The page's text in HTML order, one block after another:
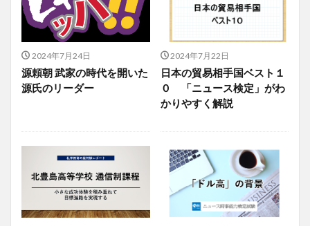
2024年7月24日
源頼朝 武家の時代を開いた
源氏のリーダー
2024年7月22日
日本の貿易相手国ベスト１
０ 「ニュース検定」がわ
かりやすく解説